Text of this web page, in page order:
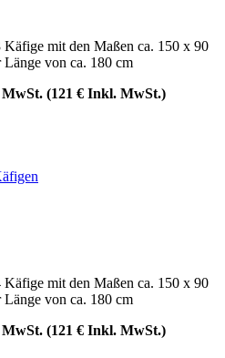
mit den Maßen ca. 150 x 90
Länge von ca. 180 cm
MwSt. (121 € Inkl. MwSt.)
mit den Maßen ca. 150 x 90
Länge von ca. 180 cm
MwSt. (121 € Inkl. MwSt.)